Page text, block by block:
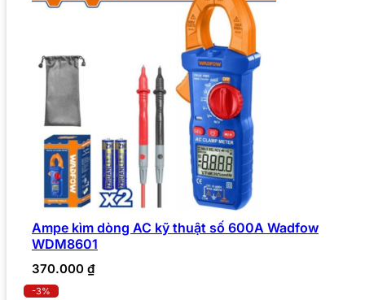
Ampe kìm dòng AC kỹ thuật số 600A Wadfow
WDM8601
370.000 ₫
-3%